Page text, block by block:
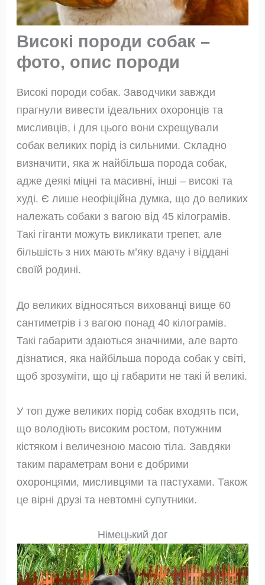
Високі породи собак –
фото, опис породи
Високі породи собак. Заводчики завжди
прагнули вивести ідеальних охоронців та
мисливців, і для цього вони схрещували
собак великих порід із сильними. Складно
визначити, яка ж найбільша порода собак,
адже деякі міцні та масивні, інші – високі та
худі. Є лише неофіційна думка, що до великих
належать собаки з вагою від 45 кілограмів.
Такі гіганти можуть викликати трепет, але
більшість з них мають м’яку вдачу і віддані
своїй родині.
До великих відносяться вихованці вище 60
сантиметрів і з вагою понад 40 кілограмів.
Такі габарити здаються значними, але варто
дізнатися, яка найбільша порода собак у світі,
щоб зрозуміти, що ці габарити не такі й великі.
У топ дуже великих порід собак входять пси,
що володіють високим ростом, потужним
кістяком і величезною масою тіла. Завдяки
таким параметрам вони є добрими
охоронцями, мисливцями та пастухами. Також
це вірні друзі та невтомні супутники.
Німецький дог